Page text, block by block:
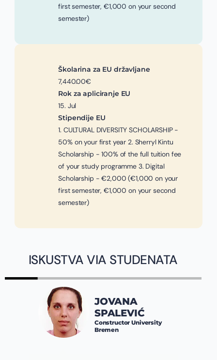
first semester, €1,000 on your second
semester)
Školarina za EU državljane
7,440.00€
Rok za apliciranje EU
15. Jul
Stipendije EU
1. CULTURAL DIVERSITY SCHOLARSHIP -
50% on your first year 2. Sherryl Kintu
Scholarship - 100% of the full tuition fee
of your study programme 3. Digital
Scholarship - €2,000 (€1,000 on your
first semester, €1,000 on your second
semester)
ISKUSTVA VIA STUDENATA
JOVANA
SPALEVIĆ
Constructor University
Bremen